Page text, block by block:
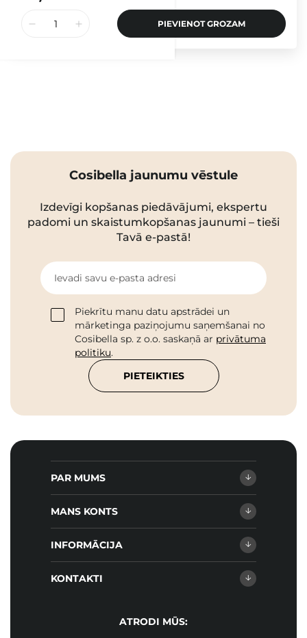
PIEVIENOT GROZAM
Cosibella jaunumu vēstule
Izdevīgi kopšanas piedāvājumi, ekspertu
padomi un skaistumkopšanas jaunumi – tieši
Tavā e-pastā!
Ievadi savu e-pasta adresi
Piekrītu manu datu apstrādei un
mārketinga paziņojumu saņemšanai no
Cosibella sp. z o.o. saskaņā ar privātuma
politiku.
PIETEIKTIES
PAR MUMS
MANS KONTS
INFORMĀCIJA
KONTAKTI
ATRODI MŪS: